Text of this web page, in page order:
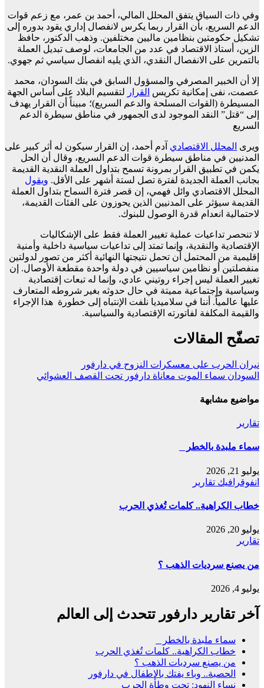
وفي ذات السياق يتفق المحلل المالي، أحمد بن عمر، مع زعم قوات
الدعم السريع، بأن القرار ربما يكرس لانفصال إداري يقود بدوره إلى
تشكيل حكومتين بنظامين ماليين مختلفين. وذهب الدكتور، حافظ
الزين، أستاذ الاقتصاد في عدد من الجامعات، لوصف تبديل العملة
بالتمرين على الانفصال النقدي، الذي يليه انفصال سياسي ثم جهوي.
إلا أن الخبير المصرفي والمسؤول السابق في بنك السودان، محمد
عصمت، نفى إمكانية تكريس القرار لتقسيم البلاد على أساس الجهة
المسيطرة (القوات المسلحة والدعم السريع)؛ مبيناً أن القرار يهدف
إلى “قتل” النقد الموجود لدى الجمهور في مناطق سيطرة الدعم
السريع
ويرى المحلل الاقتصادي آدم أحمد، إن القرار سيكون له أثر كبير على
المدنيين في مناطق سيطرة قوات الدعم السريع، وقال أن الحل
يكمن في تطبيق القرار بمرونة تسمح بتداول العملة النقدية القديمة
بجانب العملة الجديدة لفترة تصل لستة أشهر على الأقل. ويقول
المحلل الاقتصادي وائل فهمي، إن قصر فترة السماح بتداول العملة
القديمة سيؤثر على المدنيين الذين يحوزون على الفئات القديمة،
لاحتمالية انعدام قدرة الوصول للبنوك.
لا تنحصر تداعيات عملية تغيير العملة فقط على الإشكاليات
الإقتصادية والنقدية، وإنما تمتد إلى تداعيات سياسية داخلية وأمنية
إقليمية من المحتمل أن تحمل نتيجتها النهائية أكثر من تصور لدولتين
منفصلتين أو نظامين سياسيين في دولة واحدة مقطعة الأوصال. إن
تغيير العملة ليس إجراء روتيني عادي، وإنما له تبعات إقتصادية
وسياسية وإجتماعية مميتة في حال حدوثه بغير شروطه المتعارف
عليها عالمياً. أننا في سلاميديا نلفت الإنتباه إلى خطورة هذا الإجراء
والقيمة المكلفة لفاتورته الإقتصادية والسياسية.
تصفّح المقالات
نيران الحرب على معسكرات النزوح في دارفور
السودان سماء الموت معاناة دارفور تحت القصف العشوائي
مواضيع مشابهة
تقارير
ﺳﻤﺎء ﻣﻠﺒﺪة ﺑﺎﻟﺨﻄﺮ
يوليو 21, 2026
انفوقرافيك تقارير
خطاب الكراهية.. كلمات تُغذي الحرب
يوليو 20, 2026
تقارير
من يصنع سرديات الذهب ؟
يوليو 4, 2026
آخر تقارير دارفور تتحدث إلى العالم
ﺳﻤﺎء ﻣﻠﺒﺪة ﺑﺎﻟﺨﻄﺮ
خطاب الكراهية.. كلمات تُغذي الحرب
من يصنع سرديات الذهب ؟
الحصبة.. وباء يفتك بالاطفال في دارفور
نساء النهود: تحت وطأة الحرب